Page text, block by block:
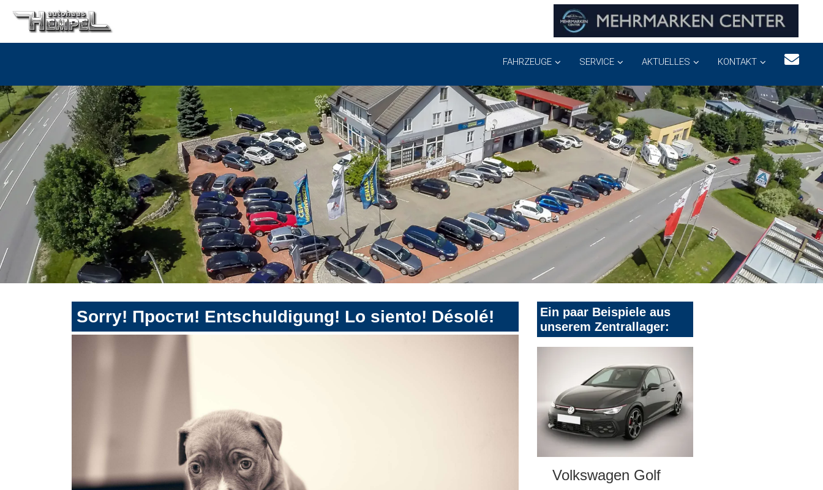
FAHRZEUGE SERVICE AKTUELLES KONTAKT
Sorry! Прости! Entschuldigung! Lo siento! Désolé!
Ein paar Beispiele aus
unserem Zentrallager:
Volkswagen Golf